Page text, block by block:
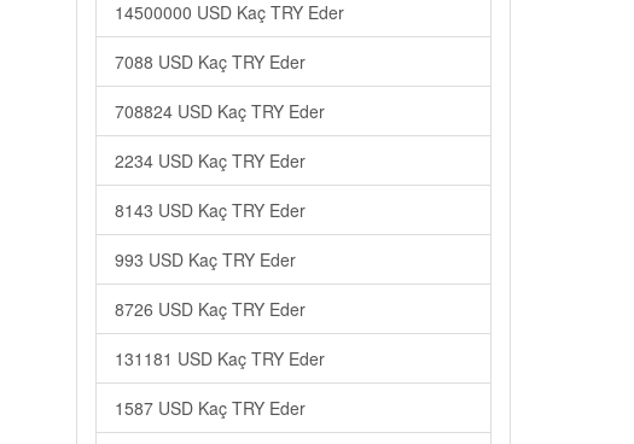
14500000 USD Kaç TRY Eder
7088 USD Kaç TRY Eder
708824 USD Kaç TRY Eder
2234 USD Kaç TRY Eder
8143 USD Kaç TRY Eder
993 USD Kaç TRY Eder
8726 USD Kaç TRY Eder
131181 USD Kaç TRY Eder
1587 USD Kaç TRY Eder